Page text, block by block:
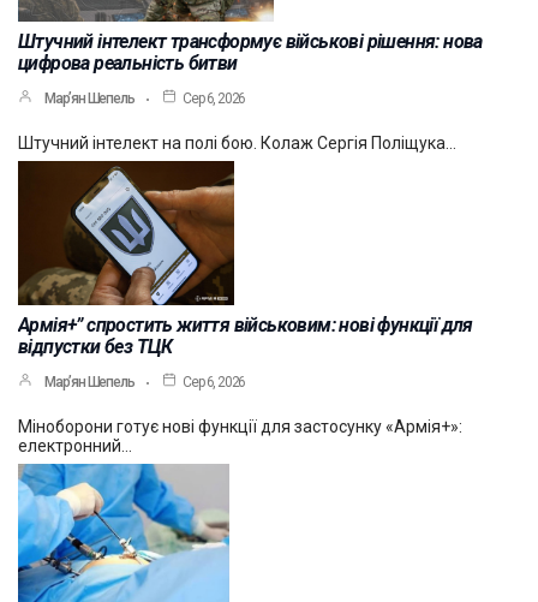
Штучний інтелект трансформує військові рішення: нова
цифрова реальність битви
Мар’ян Шепель Сер 6, 2026
Штучний інтелект на полі бою. Колаж Сергія Поліщука…
Армія+” спростить життя військовим: нові функції для
відпустки без ТЦК
Мар’ян Шепель Сер 6, 2026
Міноборони готує нові функції для застосунку «Армія+»:
електронний…